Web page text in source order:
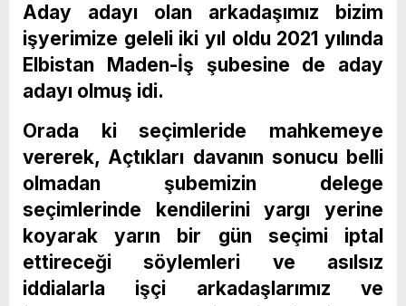
Aday adayı olan arkadaşımız bizim
işyerimize geleli iki yıl oldu 2021 yılında
Elbistan Maden-İş şubesine de aday
adayı olmuş idi.
Orada ki seçimleride mahkemeye
vererek, Açtıkları davanın sonucu belli
olmadan şubemizin delege
seçimlerinde kendilerini yargı yerine
koyarak yarın bir gün seçimi iptal
ettireceği söylemleri ve asılsız
iddialarla işçi arkadaşlarımız ve